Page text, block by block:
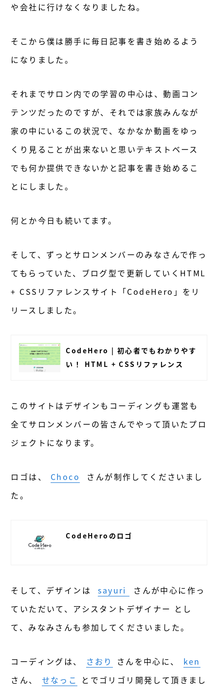
や会社に行けなくなりましたね。
そこから僕は勝手に毎日記事を書き始めるよう
になりました。
それまでサロン内での学習の中心は、動画コン
テンツだったのですが、それでは家族みんなが
家の中にいるこの状況で、なかなか動画をゆっ
くり見ることが出来ないと思いテキストベース
でも何か提供できないかと記事を書き始めるこ
とにしました。
何とか今日も続いてます。
そして、ずっとサロンメンバーのみなさんで作っ
てもらっていた、ブログ型で更新していくHTML
+ CSSリファレンスサイト「CodeHero」をリ
リースしました。
CodeHero | 初心者でもわかりやす
い！ HTML + CSSリファレンス
このサイトはデザインもコーディングも運営も
全てサロンメンバーの皆さんでやって頂いたプロ
ジェクトになります。
ロゴは、 Choco
さんが制作してくださいまし
た。
CodeHeroのロゴ
そして、デザインは sayuri
さんが中心に作っ
ていただいて、アシスタントデザイナー とし
て、みなみさんも参加してくださいました。
コーディングは、 さおり さんを中心に、
ken
さん、
せなっこ とでゴリゴリ開発して頂きまし